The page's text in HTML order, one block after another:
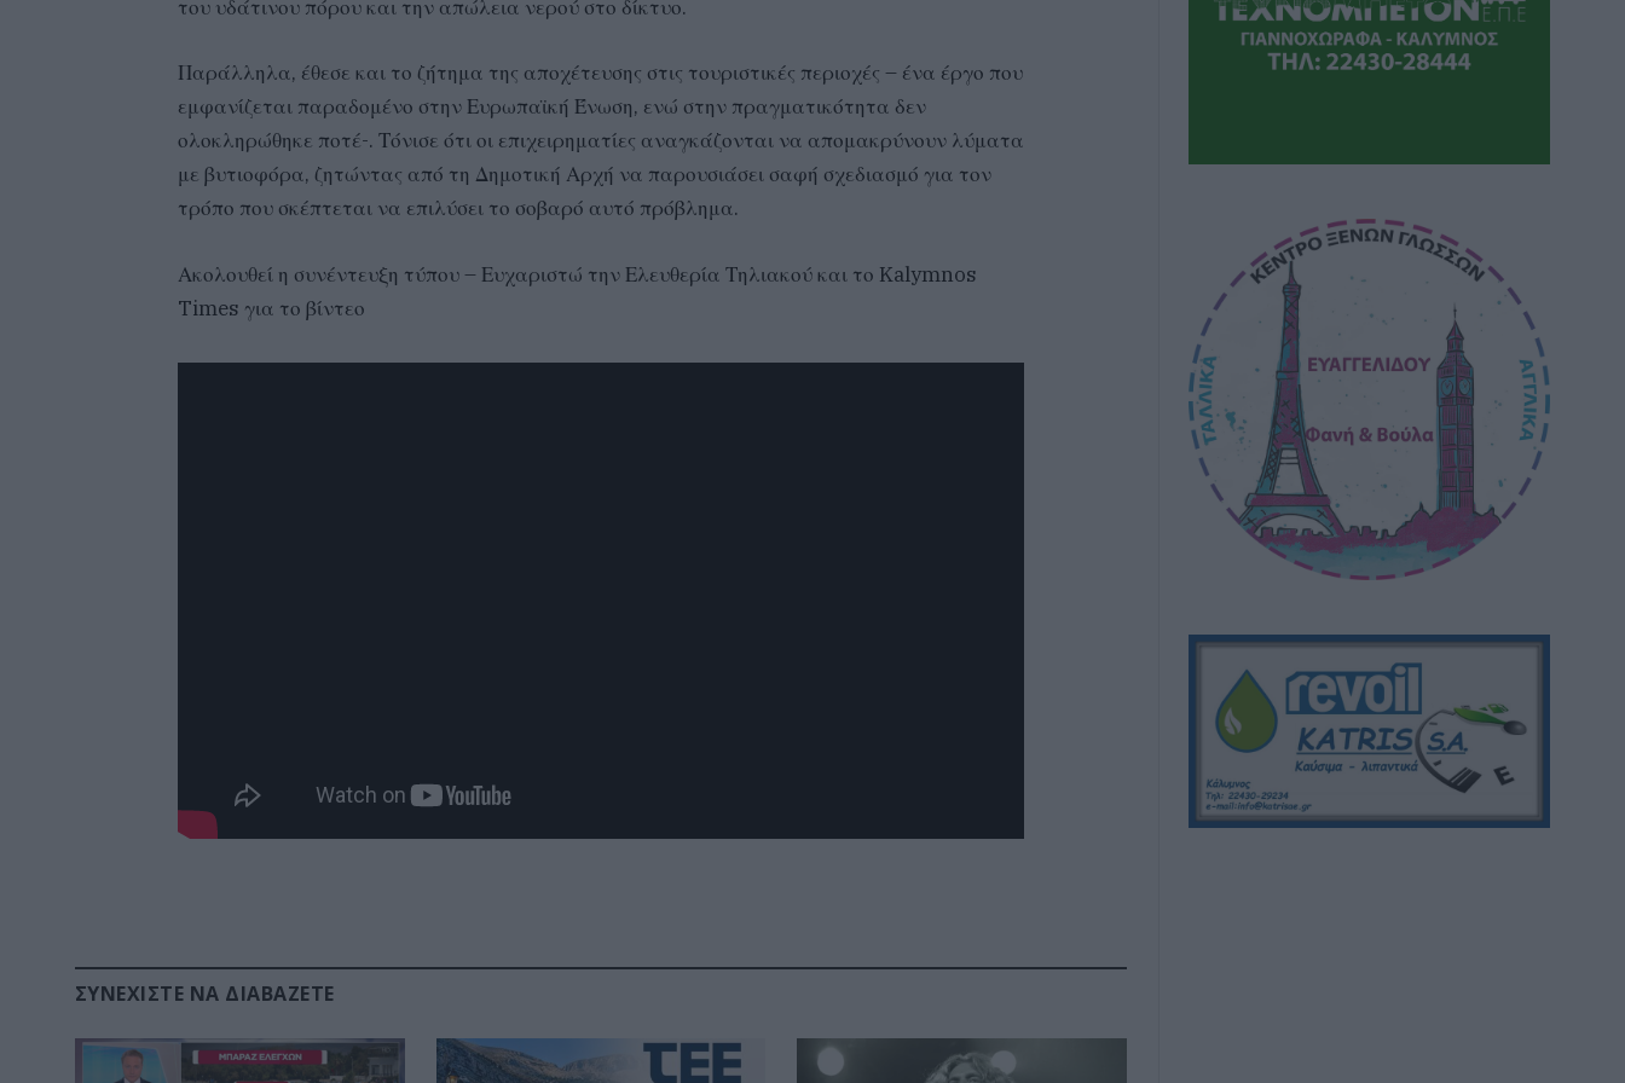
του υδάτινου πόρου και την απώλεια νερού στο δίκτυο.
Παράλληλα, έθεσε και το ζήτημα της αποχέτευσης στις τουριστικές περιοχές – ένα έργο που
εμφανίζεται παραδομένο στην Ευρωπαϊκή Ένωση, ενώ στην πραγματικότητα δεν
ολοκληρώθηκε ποτέ-. Τόνισε ότι οι επιχειρηματίες αναγκάζονται να απομακρύνουν λύματα
με βυτιοφόρα, ζητώντας από τη Δημοτική Αρχή να παρουσιάσει σαφή σχεδιασμό για τον
τρόπο που σκέπτεται να επιλύσει το σοβαρό αυτό πρόβλημα.
Ακολουθεί η συνέντευξη τύπου – Ευχαριστώ την Ελευθερία Τηλιακού και το Kalymnos
Times για το βίντεο
ΣΥΝΕΧΊΣΤΕ ΝΑ ΔΙΑΒΆΖΕΤΕ